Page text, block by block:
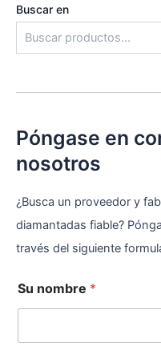
Buscar en
Póngase en
nosotros
¿Busca un proveedor y
diamantadas fiable?
través del siguiente
*
Su nombre *